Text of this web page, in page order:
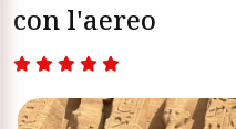
con l'aereo